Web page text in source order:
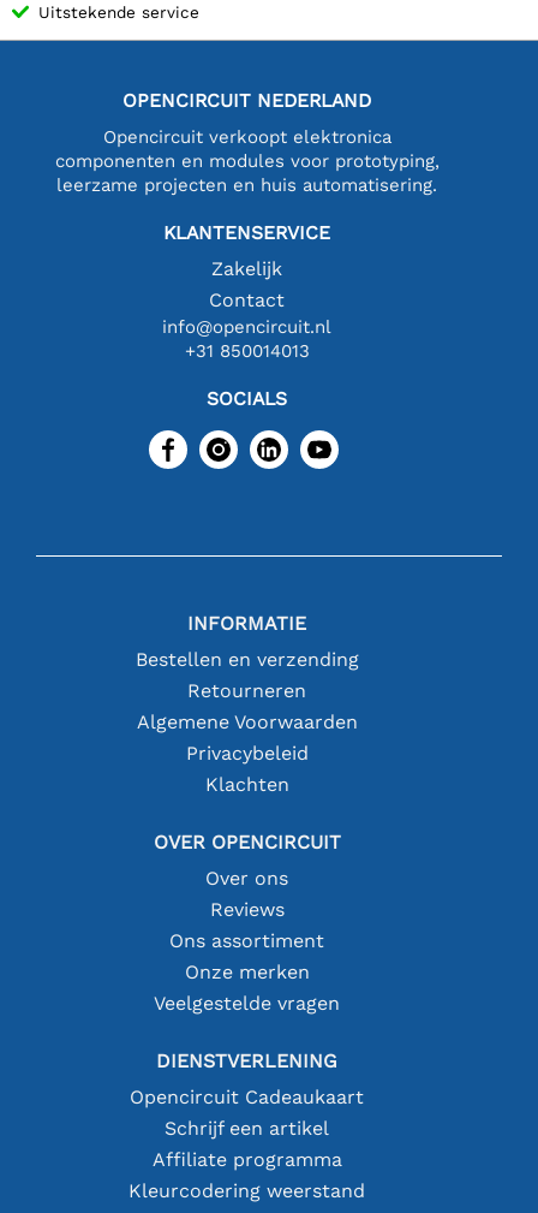
Uitstekende service
OPENCIRCUIT NEDERLAND
Opencircuit verkoopt elektronica
componenten en modules voor prototyping,
leerzame projecten en huis automatisering.
KLANTENSERVICE
Zakelijk
Contact
info@opencircuit.nl
+31 850014013
SOCIALS
INFORMATIE
Bestellen en verzending
Retourneren
Algemene Voorwaarden
Privacybeleid
Klachten
OVER OPENCIRCUIT
Over ons
Reviews
Ons assortiment
Onze merken
Veelgestelde vragen
DIENSTVERLENING
Opencircuit Cadeaukaart
Schrijf een artikel
Affiliate programma
Kleurcodering weerstand